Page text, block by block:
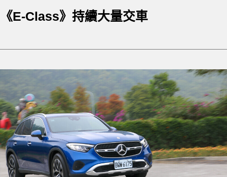
《E-Class》持續大量交車